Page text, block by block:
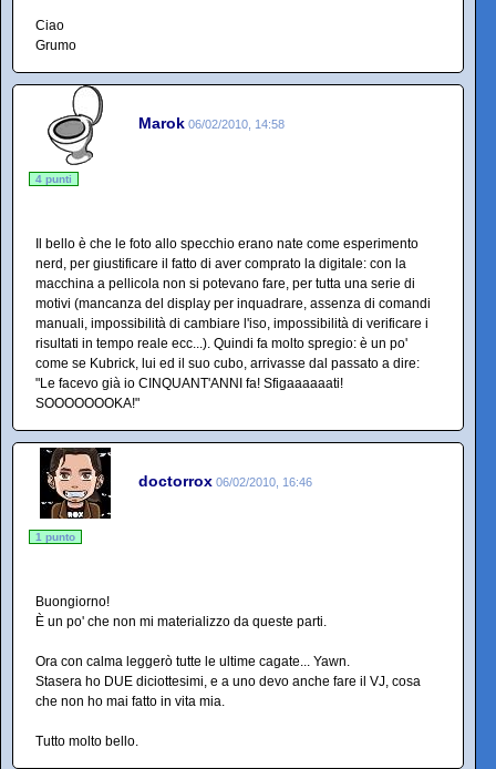
Ciao
Grumo
Marok 06/02/2010, 14:58
4 punti
Il bello è che le foto allo specchio erano nate come esperimento
nerd, per giustificare il fatto di aver comprato la digitale: con la
macchina a pellicola non si potevano fare, per tutta una serie di
motivi (mancanza del display per inquadrare, assenza di comandi
manuali, impossibilità di cambiare l'iso, impossibilità di verificare i
risultati in tempo reale ecc...). Quindi fa molto spregio: è un po'
come se Kubrick, lui ed il suo cubo, arrivasse dal passato a dire:
"Le facevo già io CINQUANT'ANNI fa! Sfigaaaaaati!
SOOOOOOOKA!"
doctorrox 06/02/2010, 16:46
1 punto
Buongiorno!
È un po' che non mi materializzo da queste parti.
Ora con calma leggerò tutte le ultime cagate... Yawn.
Stasera ho DUE diciottesimi, e a uno devo anche fare il VJ, cosa
che non ho mai fatto in vita mia.
Tutto molto bello.